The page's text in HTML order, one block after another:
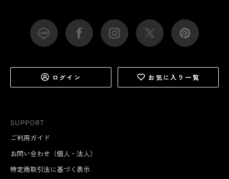
SUPPORT
ご利用ガイド
お問い合わせ（個人・法人）
特定商取引法に基づく表示
ログイン お気に入り一覧